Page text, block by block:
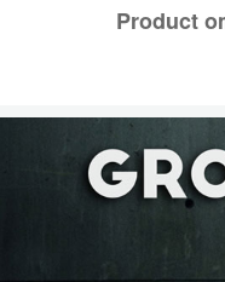
Product